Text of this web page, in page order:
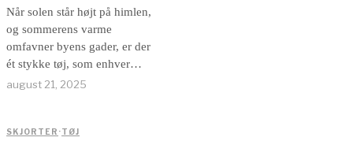
Når solen står højt på himlen,
og sommerens varme
omfavner byens gader, er der
ét stykke tøj, som enhver
stilsikker mand bør have
tidløse beklædningsstykke er
august 21, 2025
SKJORTER ·TØJ